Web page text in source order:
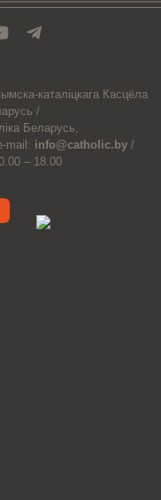
каталіцкага Касцёла
/
Беларусь,
mail: info@catholic.by /
– 18.00